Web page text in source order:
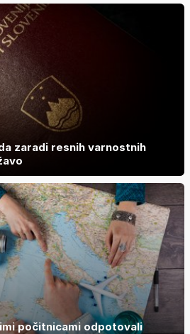
zaradi resnih varnostnih
počitnicami odpotovali